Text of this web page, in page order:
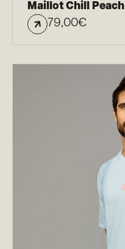
Maillot Chill Peach
79,00€